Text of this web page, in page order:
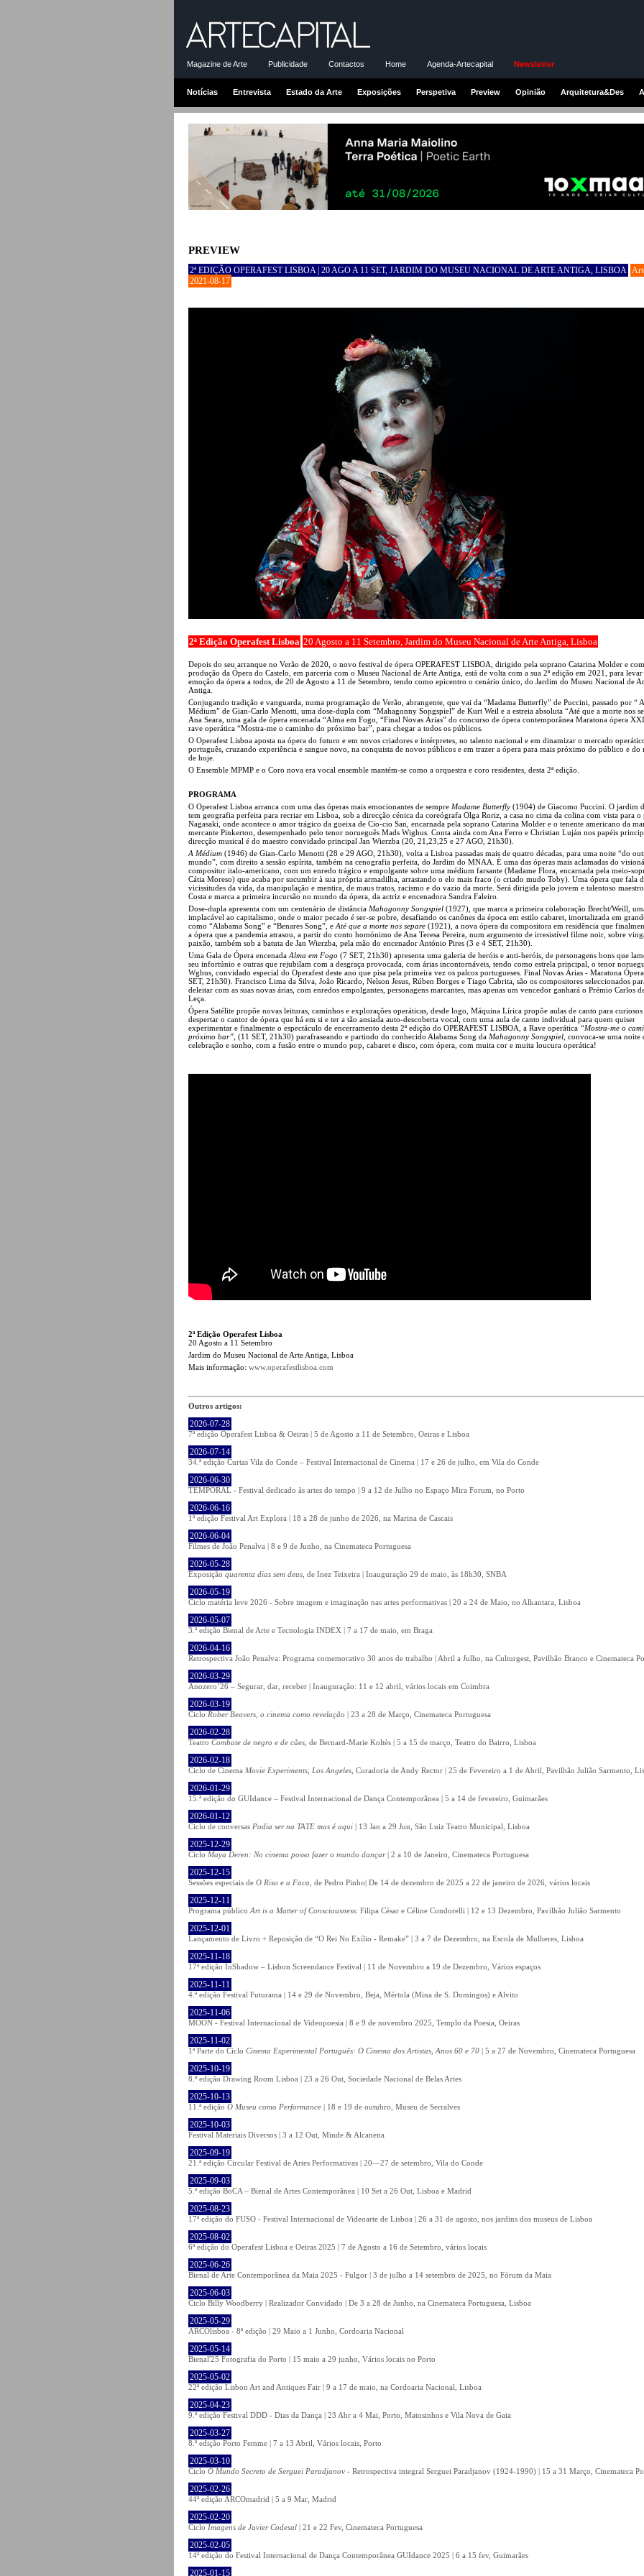
Magazine de Arte Publicidade Contactos Home Agenda-Artecapital Newsletter
Notícias Entrevista Estado da Arte Exposições Perspetiva Preview Opinião Arquitetura&Des
PREVIEW
2ª EDIÇÃO OPERAFEST LISBOA | 20 AGO A 11 SET, JARDIM DO MUSEU NACIONAL DE ARTE ANTIGA, LISBOA
2021-08-17
2ª Edição Operafest Lisboa 20 Agosto a 11 Setembro, Jardim do Museu Nacional de Arte Antiga, Lisboa
Depois do seu arranque no Verão de 2020, o novo festival de ópera OPERAFEST LISBOA, dirigido pela soprano Catarina Molder e
produção da Ópera do Castelo, em parceria com o Museu Nacional de Arte Antiga, está de volta com a sua 2ª edição em 2021, para levar
emoção da ópera a todos, de 20 de Agosto a 11 de Setembro, tendo como epicentro o cenário único, do Jardim do Museu Nacional de
Antiga.
Conjugando tradição e vanguarda, numa programação de Verão, abrangente, que vai da “Madama Butterfly” de Puccini, passado por “ A
Médium” de Gian-Carlo Menotti, uma dose-dupla com “Mahagonny Songspiel” de Kurt Weil e a estreia absoluta “Até que a morte nos
Ana Seara, uma gala de ópera encenada “Alma em Fogo, “Final Novas Árias” do concurso de ópera contemporânea Maratona ópera
rave operática “Mostra-me o caminho do próximo bar”, para chegar a todos os públicos.
O Operafest Lisboa aposta na ópera do futuro e em novos criadores e intérpretes, no talento nacional e em dinamizar o mercado
português, cruzando experiência e sangue novo, na conquista de novos públicos e em trazer a ópera para mais próximo do público e do
de hoje.
O Ensemble MPMP e o Coro nova era vocal ensemble mantém-se como a orquestra e coro residentes, desta 2ª edição.
PROGRAMA
O Operafest Lisboa arranca com uma das óperas mais emocionantes de sempre Madame Butterfly (1904) de Giacomo Puccini. O jardim
tem geografia perfeita para recriar em Lisboa, sob a direcção cénica da coreógrafa Olga Roriz, a casa no cima da colina com vista para o
Nagasaki, onde acontece o amor trágico da gueixa de Cio-cio San, encarnada pela soprano Catarina Molder e o tenente americano da
mercante Pinkerton, desempenhado pelo tenor norueguês Mads Wighus. Conta ainda com Ana Ferro e Christian Luján nos papéis
direcção musical é do maestro convidado principal Jan Wierzba (20, 21,23,25 e 27 AGO, 21h30).
A Médium (1946) de Gian-Carlo Menotti (28 e 29 AGO, 21h30), volta a Lisboa passadas mais de quatro décadas, para uma noite “do
mundo”, com direito a sessão espírita, também na cenografia perfeita, do Jardim do MNAA. É uma das óperas mais aclamadas do
compositor italo-americano, com um enredo trágico e empolgante sobre uma médium farsante (Madame Flora, encarnada pela meio-
Cátia Moreso) que acaba por sucumbir à sua própria armadilha, arrastando o elo mais fraco (o criado mudo Toby). Uma ópera que fala
vicissitudes da vida, da manipulação e mentira, de maus tratos, racismo e do vazio da morte. Será dirigida pelo jovem e talentoso
Costa e marca a primeira incursão no mundo da ópera, da actriz e encenadora Sandra Faleiro.
Dose-dupla apresenta com um centenário de distância Mahagonny Songspiel (1927), que marca a primeira colaboração Brecht/Weill,
implacável ao capitalismo, onde o maior pecado é ser-se pobre, desafiando os canônes da época em estilo cabaret, imortalizada em
como “Alabama Song” e “Benares Song”, e Até que a morte nos separe (1921), a nova ópera da compositora em residência que
a ópera que a pandemia atrasou, a partir do conto homónimo de Ana Teresa Pereira, num argumento de irresistível filme noir, sobre
paixão, também sob a batuta de Jan Wierzba, pela mão do encenador António Pires (3 e 4 SET, 21h30).
Uma Gala de Ópera encenada Alma em Fogo (7 SET, 21h30) apresenta uma galeria de heróis e anti-heróis, de personagens bons que
seu infortúnio e outras que rejubilam com a desgraça provocada, com árias incontornáveis, tendo como estrela principal, o tenor
Wghus, convidado especial do Operafest deste ano que pisa pela primeira vez os palcos portugueses. Final Novas Árias - Maratona
SET, 21h30). Francisco Lima da Silva, João Ricardo, Nelson Jesus, Rúben Borges e Tiago Cabrita, são os compositores seleccionados
deleitar com as suas novas árias, com enredos empolgantes, personagens marcantes, mas apenas um vencedor ganhará o Prémio Carlos
Leça.
Ópera Satélite propõe novas leituras, caminhos e explorações operáticas, desde logo, Máquina Lírica propõe aulas de canto para curiosos
despertar o cantor de ópera que há em si e ter a tão ansiada auto-descoberta vocal, com uma aula de canto individual para quem quiser
experimentar e finalmente o espectáculo de encerramento desta 2ª edição do OPERAFEST LISBOA, a Rave operática “Mostra-me o
próximo bar” , (11 SET, 21h30) parafraseando e partindo do conhecido Alabama Song da Mahagonny Songspiel , convoca-se uma noite
celebração e sonho, com a fusão entre o mundo pop, cabaret e disco, com ópera, com muita cor e muita loucura operática!
2ª Edição Operafest Lisboa
20 Agosto a 11 Setembro
Jardim do Museu Nacional de Arte Antiga, Lisboa
Mais informação: www.operafestlisboa.com
Outros artigos:
2026-07-28
7ª edição Operafest Lisboa & Oeiras | 5 de Agosto a 11 de Setembro, Oeiras e Lisboa
2026-07-14
34.ª edição Curtas Vila do Conde – Festival Internacional de Cinema | 17 e 26 de julho, em Vila do Conde
2026-06-30
TEMPORAL - Festival dedicado às artes do tempo | 9 a 12 de Julho no Espaço Mira Forum, no Porto
2026-06-16
1ª edição Festival Art Explora | 18 a 28 de junho de 2026, na Marina de Cascais
2026-06-04
Filmes de João Penalva | 8 e 9 de Junho, na Cinemateca Portuguesa
2026-05-28
Exposição quarenta dias sem deus , de Inez Teixeira | Inauguração 29 de maio, às 18h30, SNBA
2026-05-19
Ciclo matéria leve 2026 - Sobre imagem e imaginação nas artes performativas | 20 a 24 de Maio, no Alkantara, Lisboa
2026-05-07
3.ª edição Bienal de Arte e Tecnologia INDEX | 7 a 17 de maio, em Braga
2026-04-16
Retrospectiva João Penalva: Programa comemorativo 30 anos de trabalho | Abril a Julho, na Culturgest, Pavilhão Branco e Cinemateca
2026-03-29
Anozero’26 – Segurar, dar, receber | Inauguração: 11 e 12 abril, vários locais em Coimbra
2026-03-19
Ciclo Rober Beavers, o cinema como revelação | 23 a 28 de Março, Cinemateca Portuguesa
2026-02-28
Teatro Combate de negro e de cães , de Bernard-Marie Koltès | 5 a 15 de março, Teatro do Bairro, Lisboa
2026-02-18
Ciclo de Cinema Movie Experiments, Los Angeles , Curadoria de Andy Rector | 25 de Fevereiro a 1 de Abril, Pavilhão Julião Sarmento,
2026-01-29
15.ª edição do GUIdance – Festival Internacional de Dança Contemporânea | 5 a 14 de fevereiro, Guimarães
2026-01-12
Ciclo de conversas Podia ser na TATE mas é aqui | 13 Jan a 29 Jun, São Luiz Teatro Municipal, Lisboa
2025-12-29
Ciclo Maya Deren: No cinema posso fazer o mundo dançar| 2 a 10 de Janeiro, Cinemateca Portuguesa
2025-12-15
Sessões especiais de O Riso e a Faca , de Pedro Pinho| De 14 de dezembro de 2025 a 22 de janeiro de 2026, vários locais
2025-12-11
Programa público Art is a Matter of Consciousness: Filipa César e Céline Condorelli | 12 e 13 Dezembro, Pavilhão Julião Sarmento
2025-12-01
Lançamento de Livro + Reposição de “O Rei No Exílio - Remake” | 3 a 7 de Dezembro, na Escola de Mulheres, Lisboa
2025-11-18
17ª edição InShadow – Lisbon Screendance Festival | 11 de Novembro a 19 de Dezembro, Vários espaços
2025-11-11
4.ª edição Festival Futurama | 14 e 29 de Novembro, Beja, Mértola (Mina de S. Domingos) e Alvito
2025-11-06
MOON - Festival Internacional de Videopoesia | 8 e 9 de novembro 2025, Templo da Poesia, Oeiras
2025-11-02
1ª Parte do Ciclo Cinema Experimental Português: O Cinema dos Artistas, Anos 60 e 70 | 5 a 27 de Novembro, Cinemateca Portuguesa
2025-10-19
8.ª edição Drawing Room Lisboa | 23 a 26 Out, Sociedade Nacional de Belas Artes
2025-10-13
11.ª edição O Museu como Performance | 18 e 19 de outubro, Museu de Serralves
2025-10-03
Festival Materiais Diversos | 3 a 12 Out, Minde & Alcanena
2025-09-19
21.ª edição Circular Festival de Artes Performativas | 20—27 de setembro, Vila do Conde
2025-09-03
5.ª edição BoCA – Bienal de Artes Contemporânea | 10 Set a 26 Out, Lisboa e Madrid
2025-08-23
17ª edição do FUSO - Festival Internacional de Videoarte de Lisboa | 26 a 31 de agosto, nos jardins dos museus de Lisboa
2025-08-02
6ª edição do Operafest Lisboa e Oeiras 2025 | 7 de Agosto a 16 de Setembro, vários locais
2025-06-26
Bienal de Arte Contemporânea da Maia 2025 - Fulgor | 3 de julho a 14 setembro de 2025, no Fórum da Maia
2025-06-03
Ciclo Billy Woodberry | Realizador Convidado | De 3 a 28 de Junho, na Cinemateca Portuguesa, Lisboa
2025-05-29
ARCOlisboa - 8ª edição | 29 Maio a 1 Junho, Cordoaria Nacional
2025-05-14
Bienal'25 Fotografia do Porto | 15 maio a 29 junho, Vários locais no Porto
2025-05-02
22ª edição Lisbon Art and Antiques Fair | 9 a 17 de maio, na Cordoaria Nacional, Lisboa
2025-04-23
9.ª edição Festival DDD - Dias da Dança | 23 Abr a 4 Mai, Porto, Matosinhos e Vila Nova de Gaia
2025-03-27
8.ª edição Porto Femme | 7 a 13 Abril, Vários locais, Porto
2025-03-10
Ciclo O Mundo Secreto de Serguei Paradjanov - Retrospectiva integral Serguei Paradjanov (1924-1990) | 15 a 31 Março, Cinemateca
2025-02-26
44ª edição ARCOmadrid | 5 a 9 Mar, Madrid
2025-02-20
Ciclo Imagens de Javier Codesal | 21 e 22 Fev, Cinemateca Portuguesa
2025-02-05
14ª edição do Festival Internacional de Dança Contemporânea GUIdance 2025 | 6 a 15 fev, Guimarães
2025-01-15